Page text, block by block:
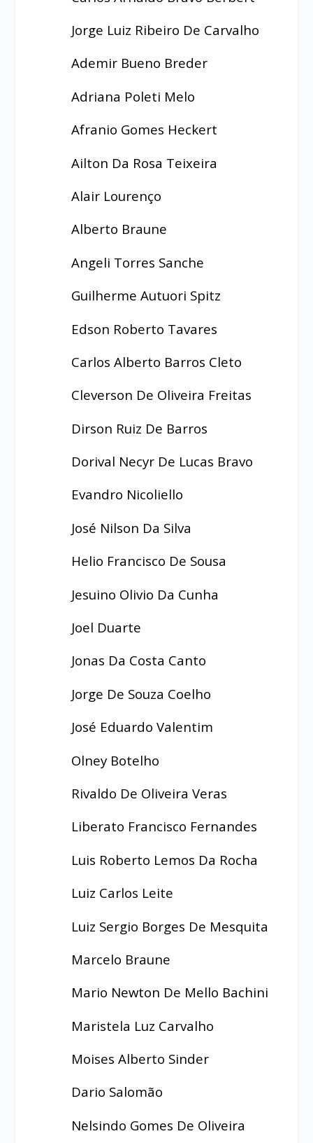
Jorge Luiz Ribeiro De Carvalho
Ademir Bueno Breder
Adriana Poleti Melo
Afranio Gomes Heckert
Ailton Da Rosa Teixeira
Alair Lourenço
Alberto Braune
Angeli Torres Sanche
Guilherme Autuori Spitz
Edson Roberto Tavares
Carlos Alberto Barros Cleto
Cleverson De Oliveira Freitas
Dirson Ruiz De Barros
Dorival Necyr De Lucas Bravo
Evandro Nicoliello
José Nilson Da Silva
Helio Francisco De Sousa
Jesuino Olivio Da Cunha
Joel Duarte
Jonas Da Costa Canto
Jorge De Souza Coelho
José Eduardo Valentim
Olney Botelho
Rivaldo De Oliveira Veras
Liberato Francisco Fernandes
Luis Roberto Lemos Da Rocha
Luiz Carlos Leite
Luiz Sergio Borges De Mesquita
Marcelo Braune
Mario Newton De Mello Bachini
Maristela Luz Carvalho
Moises Alberto Sinder
Dario Salomão
Nelsindo Gomes De Oliveira